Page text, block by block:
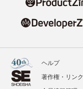
ヘルプ
著作権・リンク